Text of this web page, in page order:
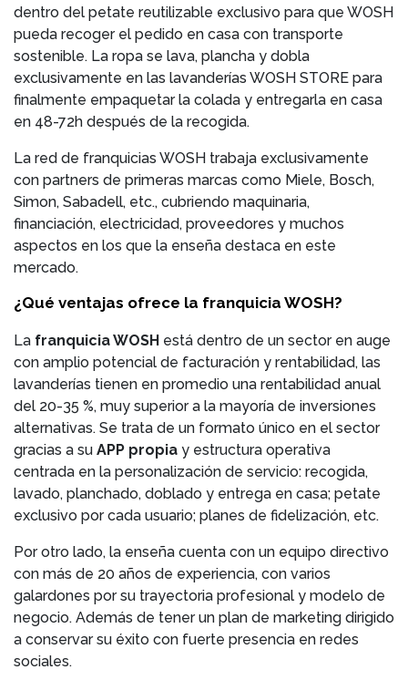
dentro del petate reutilizable exclusivo para que WOSH
pueda recoger el pedido en casa con transporte
sostenible. La ropa se lava, plancha y dobla
exclusivamente en las lavanderías WOSH STORE para
finalmente empaquetar la colada y entregarla en casa
en 48-72h después de la recogida.
La red de franquicias WOSH trabaja exclusivamente
con partners de primeras marcas como Miele, Bosch,
Simon, Sabadell, etc., cubriendo maquinaria,
financiación, electricidad, proveedores y muchos
aspectos en los que la enseña destaca en este
mercado.
¿Qué ventajas ofrece la franquicia WOSH?
La franquicia WOSH está dentro de un sector en auge
con amplio potencial de facturación y rentabilidad, las
lavanderías tienen en promedio una rentabilidad anual
del 20-35 %, muy superior a la mayoría de inversiones
alternativas. Se trata de un formato único en el sector
gracias a su APP propia y estructura operativa
centrada en la personalización de servicio: recogida,
lavado, planchado, doblado y entrega en casa; petate
exclusivo por cada usuario; planes de fidelización, etc.
Por otro lado, la enseña cuenta con un equipo directivo
con más de 20 años de experiencia, con varios
galardones por su trayectoria profesional y modelo de
negocio. Además de tener un plan de marketing dirigido
a conservar su éxito con fuerte presencia en redes
sociales.